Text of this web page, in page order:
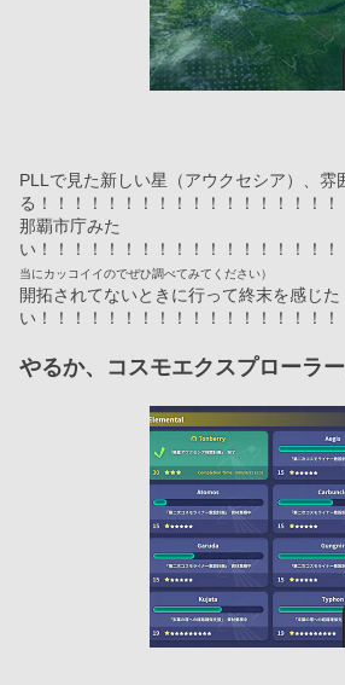
PLLで見た新しい星（アウクセシア）、雰
る！！！！！！！！！！！！！！！！！！
那覇市庁みた
い！！！！！！！！！！！！！！！！！！
当にカッコイイのでぜひ調べてみてください）
開拓されてないときに行って終末を感じた
い！！！！！！！！！！！！！！！！！！
やるか、コスモエクスプローラー